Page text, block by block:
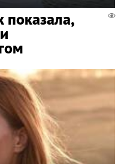
показала,